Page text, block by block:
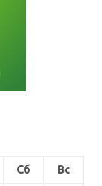
Сб Вс